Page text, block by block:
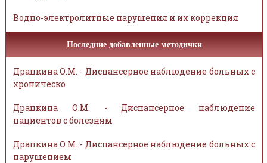
Водно-электролитные нарушения и их коррекция
Последние добавленные методички
Драпкина О.М. - Диспансерное наблюдение больных с
хроническо
Драпкина О.М. - Диспансерное наблюдение
пациентов с болезням
Драпкина О.М. - Диспансерное наблюдение больных с
нарушением